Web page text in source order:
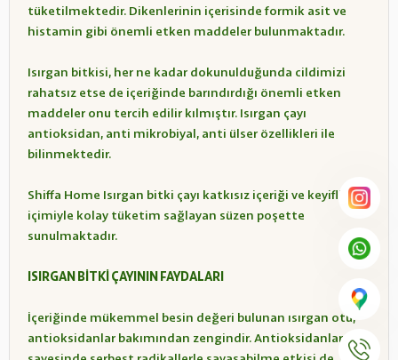
tüketilmektedir. Dikenlerinin içerisinde formik asit ve
histamin gibi önemli etken maddeler bulunmaktadır.
Isırgan bitkisi, her ne kadar dokunulduğunda cildimizi
rahatsız etse de içeriğinde barındırdığı önemli etken
maddeler onu tercih edilir kılmıştır. Isırgan çayı
antioksidan, anti mikrobiyal, anti ülser özellikleri ile
bilinmektedir.
Shiffa Home Isırgan bitki çayı katkısız içeriği ve keyifli
içimiyle kolay tüketim sağlayan süzen poşette
sunulmaktadır.
ISIRGAN BİTKİ ÇAYININ FAYDALARI
İçeriğinde mükemmel besin değeri bulunan ısırgan otu,
antioksidanlar bakımından zengindir. Antioksidanlar